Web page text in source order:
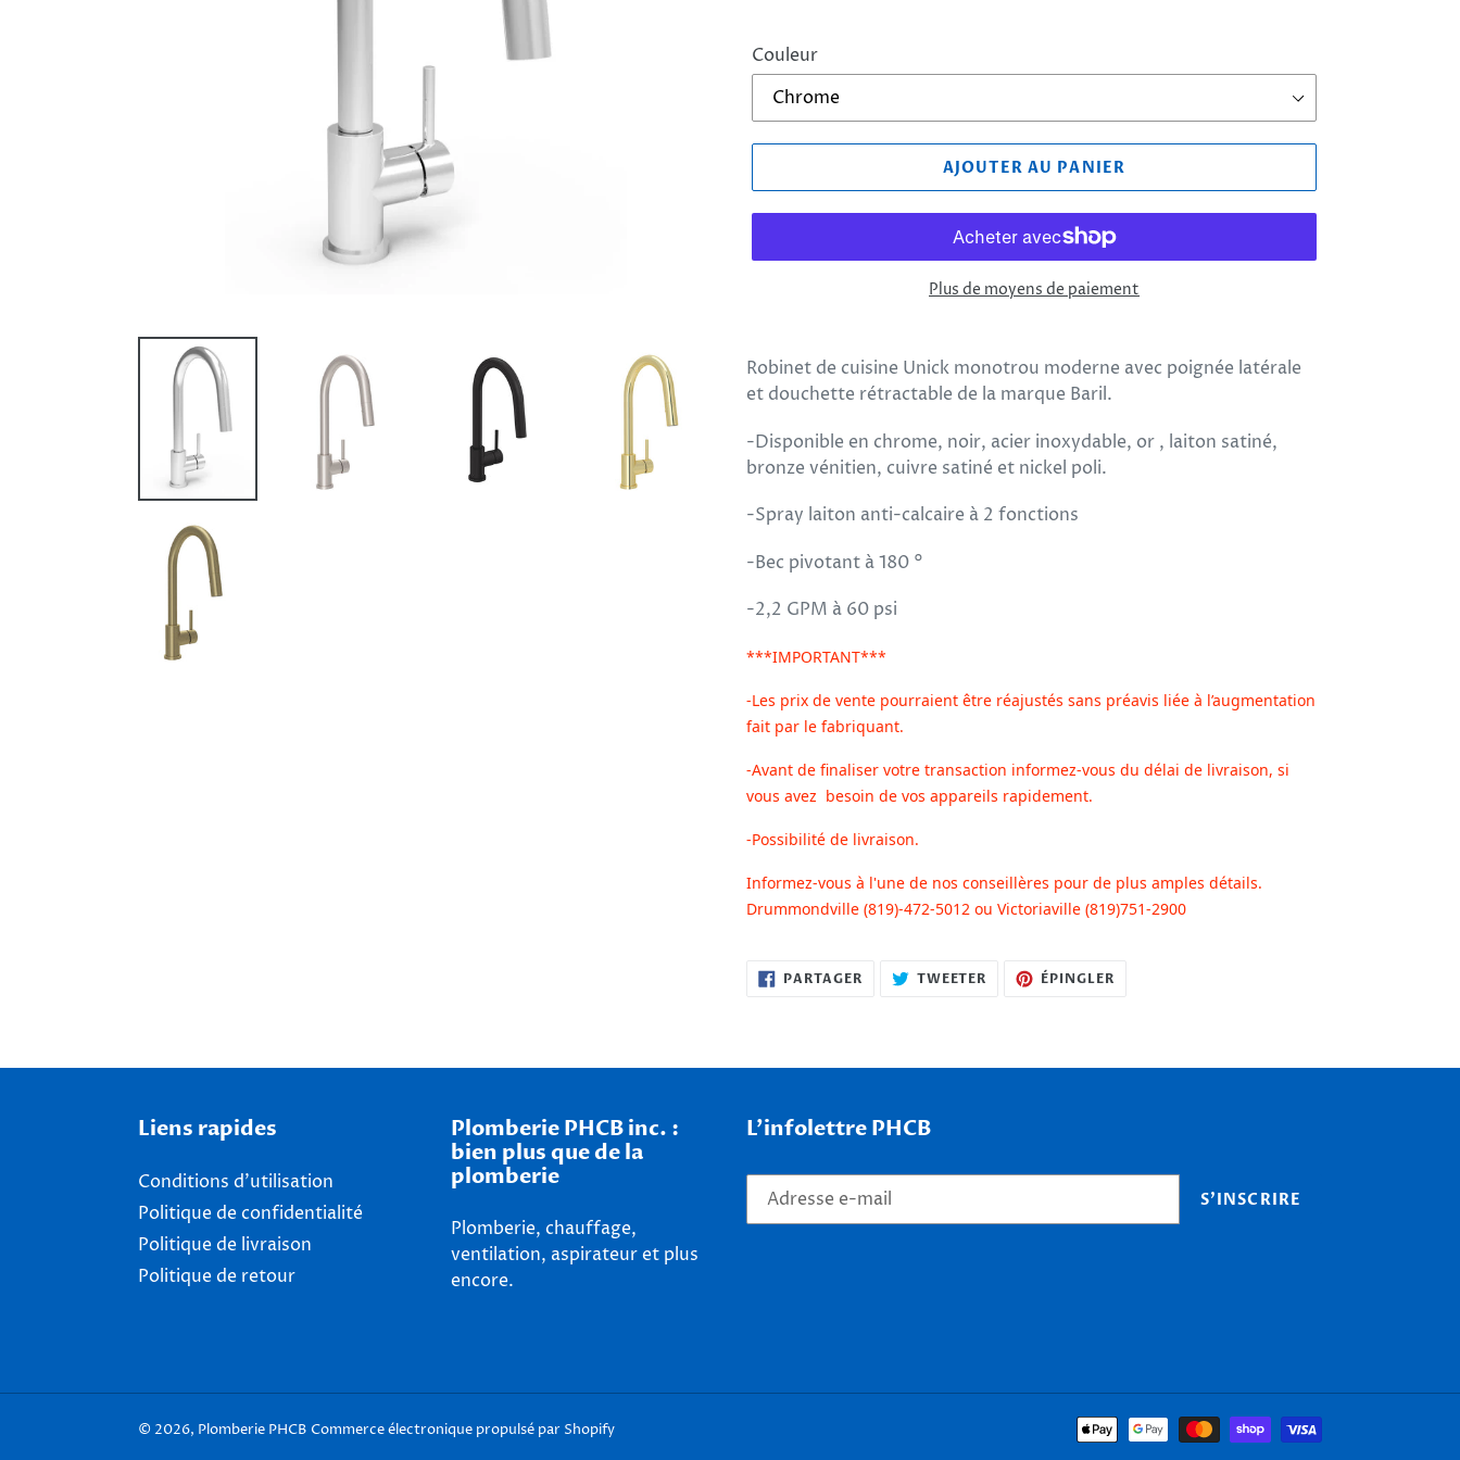
Couleur
AJOUTER AU PANIER
Plus de moyens de paiement
d'un
produit
votre
panier
Robinet de cuisine Unick monotrou moderne avec poignée latérale
et douchette rétractable de la marque Baril.
-Disponible en chrome, noir, acier inoxydable, or , laiton satiné,
bronze vénitien, cuivre satiné et nickel poli.
-Spray laiton anti-calcaire à 2 fonctions
-Bec pivotant à 180 °
-2,2 GPM à 60 psi
***IMPORTANT***
-Les prix de vente pourraient être réajustés sans préavis liée à l’augmentation
fait par le fabriquant.
-Avant de finaliser votre transaction informez-vous du délai de livraison, si
vous avez besoin de vos appareils rapidement.
-Possibilité de livraison.
Informez-vous à l'une de nos conseillères pour de plus amples détails.
Drummondville (819)-472-5012 ou Victoriaville (819)751-2900
PARTAGERPARTAGER
SUR
TWEETER TWEETERÉPINGLER
Liens rapides
Conditions d'utilisation
Politique de confidentialité
Politique de livraison
Politique de retour
Plomberie PHCB inc. :
bien plus que de la
plomberie
Plomberie, chauffage,
ventilation, aspirateur et plus
encore.
L'infolettre PHCB
S'INSCRIRE
© 2026, Plomberie PHCB Commerce électronique propulsé par Shopify